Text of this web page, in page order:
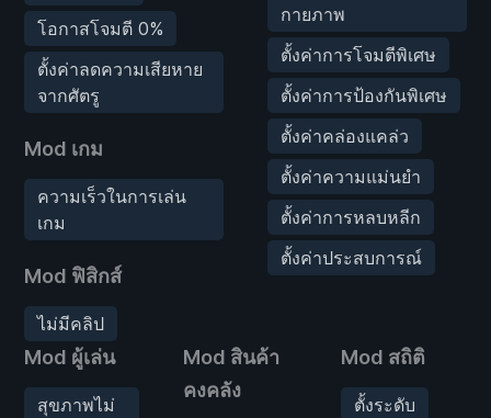
โอกาสโจมตี 0%
ตั้งค่าลดความเสียหาย
จากศัตรู
Mod เกม
ความเร็วในการเล่น
เกม
Mod ฟิสิกส์
ไม่มีคลิป
กายภาพ
ตั้งค่าการโจมตีพิเศษ
ตั้งค่าการป้องกันพิเศษ
ตั้งค่าคล่องแคล่ว
ตั้งค่าความแม่นยำ
ตั้งค่าการหลบหลีก
ตั้งค่าประสบการณ์
Mod ผู้เล่น
สุขภาพไม่
Mod สินค้า
คงคลัง
Mod สถิติ
ตั้งระดับ